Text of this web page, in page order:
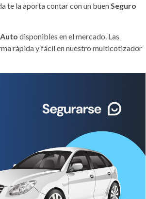
te la aporta contar con un buenSeguro
disponibles en el mercado. Las
rápida y fácil en nuestro multicotizador